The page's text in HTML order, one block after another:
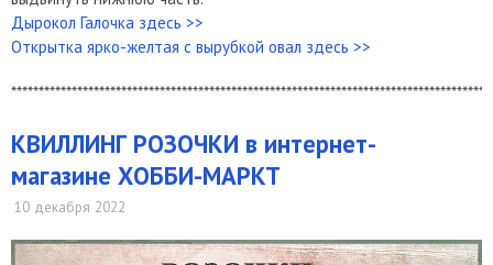
Дырокол Галочка здесь >>
Открытка ярко-желтая с вырубкой овал здесь >>
КВИЛЛИНГ РОЗОЧКИ в интернет-
магазине ХОББИ-МАРКТ
10 декабря 2022